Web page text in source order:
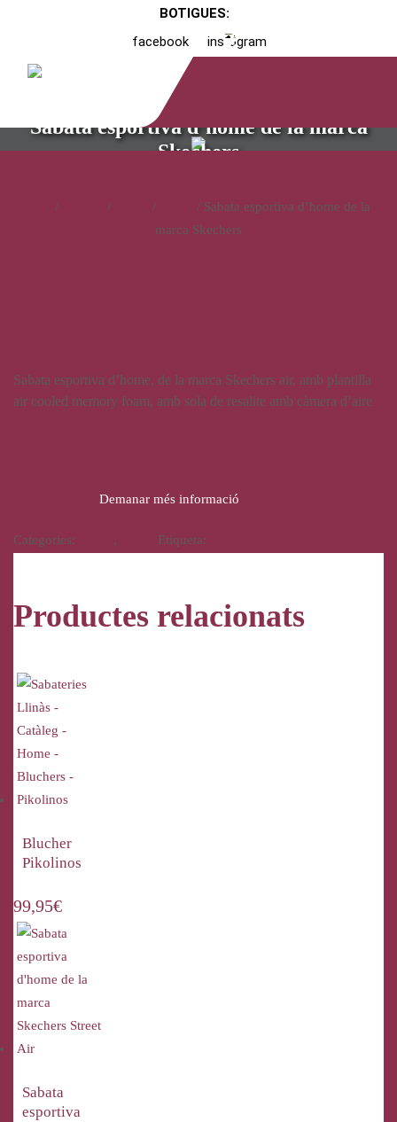
BOTIGUES:
facebook
instagram
Sabata esportiva d’home de la marca
Skechers
/ / /
/ Sabata esportiva d’home de la
marca Skechers
Sabata esportiva d’home, de la marca Skechers air, amb plantilla
air cooled memory foam, amb sola de resalite amb càmera d’aire
Demanar més informació
Categories: , Etiqueta:
Productes relacionats
Blucher
Pikolinos
99,95€
Sabata
esportiva